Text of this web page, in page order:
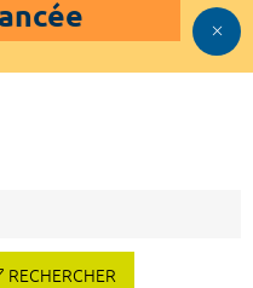
RECHERCHER